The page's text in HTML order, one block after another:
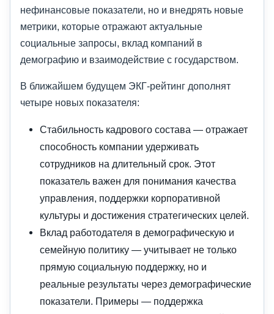
нефинансовые показатели, но и внедрять новые
метрики, которые отражают актуальные
социальные запросы, вклад компаний в
демографию и взаимодействие с государством.
В ближайшем будущем ЭКГ-рейтинг дополнят
четыре новых показателя:
Стабильность кадрового состава — отражает
способность компании удерживать
сотрудников на длительный срок. Этот
показатель важен для понимания качества
управления, поддержки корпоративной
культуры и достижения стратегических целей.
Вклад работодателя в демографическую и
семейную политику — учитывает не только
прямую социальную поддержку, но и
реальные результаты через демографические
показатели. Примеры — поддержка